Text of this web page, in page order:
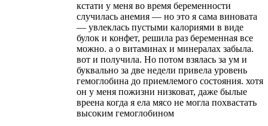
кстати у меня во время беременности
случилась анемия — но это я сама виновата
— увлеклась пустыми калориями в виде
булок и конфет, решила раз беременная все
можно. а о витаминах и минералах забыла.
вот и получила. Но потом взялась за ум и
буквально за две недели привела уровень
гемоглобина до приемлемого состояния. хотя
он у меня пожизни низковат, даже былые
вреена когда я ела мясо не могла похвастать
высоким гемоглобином